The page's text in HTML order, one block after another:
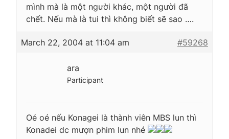
mình mà là một người khác, một người đã
chết. Nếu mà là tui thì không biết sẽ sao ….
March 22, 2004 at 11:04 am #59268
ara
Participant
Oé oé nếu Konagei là thành viên MBS lun thì
Konadei dc mượn phim lun nhé